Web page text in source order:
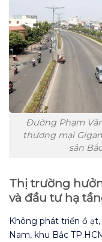
Đường Phạm
thương mại
sản
Thị trường
và đầu tư hạ
Không phát triển ồ
Nam, khu Bắc